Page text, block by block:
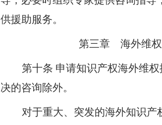
供援助服务。
第三章 海外维
第十条 申请知识产权海外维权
决的咨询除外。
对于重大、突发的海外知识产